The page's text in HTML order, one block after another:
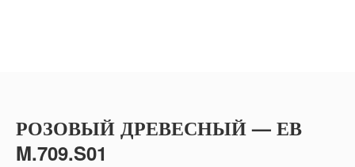
РОЗОВЫЙ ДРЕВЕСНЫЙ — ЕВ
M.709.S01